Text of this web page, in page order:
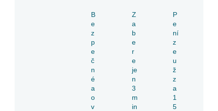
B
e
z
p
e
č
n
é
a
o
v
Z
a
b
e
r
e
je
n
3
m
in
P
e
ní
z
e
u
ž
z
a
1
5